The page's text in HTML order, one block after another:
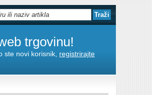
trgovinu!
ste novi korisnik, registrirajte